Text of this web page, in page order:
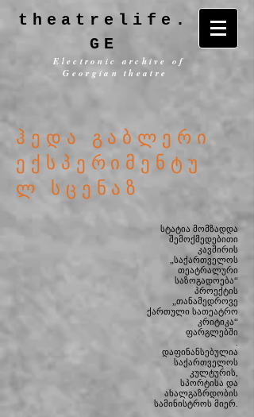
theatrelife.
GE
Electronic archive of
Georgian theatre
ჰედა გაბლერი
ექსპერიმენტუ
ლ სცენაზ
სტატია მომზადდა
შემოქმედებითი
კავშირის
„საქართველოს
თეატრალური
საზოგადოება“
პროექტის
„თანამედროვე
ქართული სათეატრო
კრიტიკა“
ფარგლებში
.
დაფინანსებულია
საქართველოს
კულტურის,
სპორტისა და
ახალგაზრდობის
სამინისტროს მიერ.